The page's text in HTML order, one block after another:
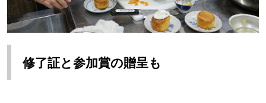
修了証と参加賞の贈呈も